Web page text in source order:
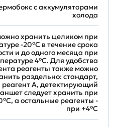
с аккумуляторами
холода
хранить целиком при
-20°C в течение срока
и до одного месяца при
4°C. Для удобства
реагенты также можно
раздельно: стандарт,
A, детектирующий
следует хранить при
а остальные реагенты -
при +4°С